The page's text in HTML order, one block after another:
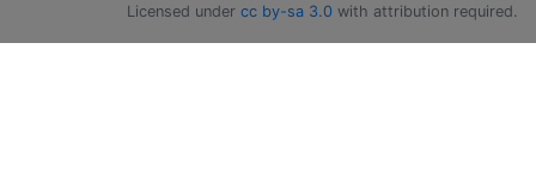
Licensed under cc by-sa 3.0 with attribution required.